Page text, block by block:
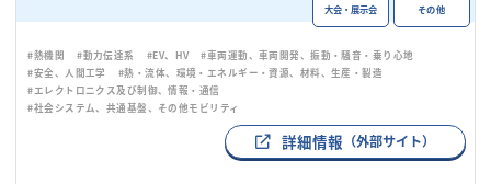
大会・展示会 その他
#熱機関 #動力伝達系 #EV、HV
#車両運動、車両開発、振動・騒音・乗り心地
#安全、人間工学
#熱・流体、環境・エネルギー・資源、材料、生産・製造
#エレクトロニクス及び制御、情報・通信
#社会システム、共通基盤、その他モビリティ
詳細情報 （外部サイト）